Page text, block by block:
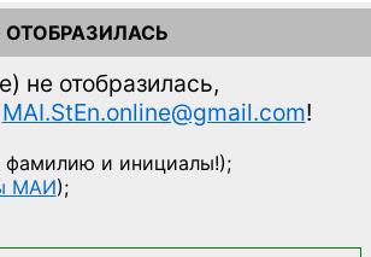
ОТОБРАЗИЛАСЬ
не отобразилась,
MAI.StEn.online@gmail.com!
фамилию и инициалы!);
МАИ);